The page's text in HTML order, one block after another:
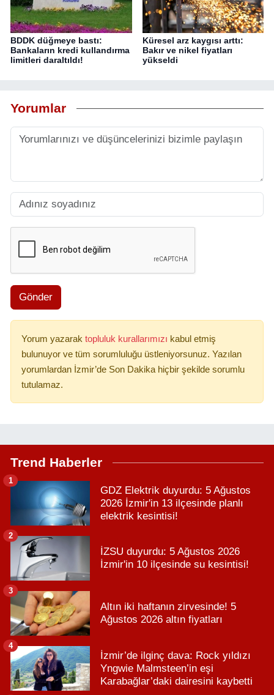
BDDK düğmeye bastı:
Bankaların kredi kullandırma
limitleri daraltıldı!
Küresel arz kaygısı arttı:
Bakır ve nikel fiyatları
yükseldi
Yorumlar
Gönder
Yorum yazarak topluluk kurallarımızı kabul etmiş
bulunuyor ve tüm sorumluluğu üstleniyorsunuz. Yazılan
yorumlardan İzmir’de Son Dakika hiçbir şekilde sorumlu
tutulamaz.
Trend Haberler
GDZ Elektrik duyurdu: 5 Ağustos
2026 İzmir'in 13 ilçesinde planlı
elektrik kesintisi!
1
İZSU duyurdu: 5 Ağustos 2026
İzmir'in 10 ilçesinde su kesintisi!
2
Altın iki haftanın zirvesinde! 5
Ağustos 2026 altın fiyatları
3
İzmir’de ilginç dava: Rock yıldızı
Yngwie Malmsteen’in eşi
Karabağlar’daki dairesini kaybetti
4